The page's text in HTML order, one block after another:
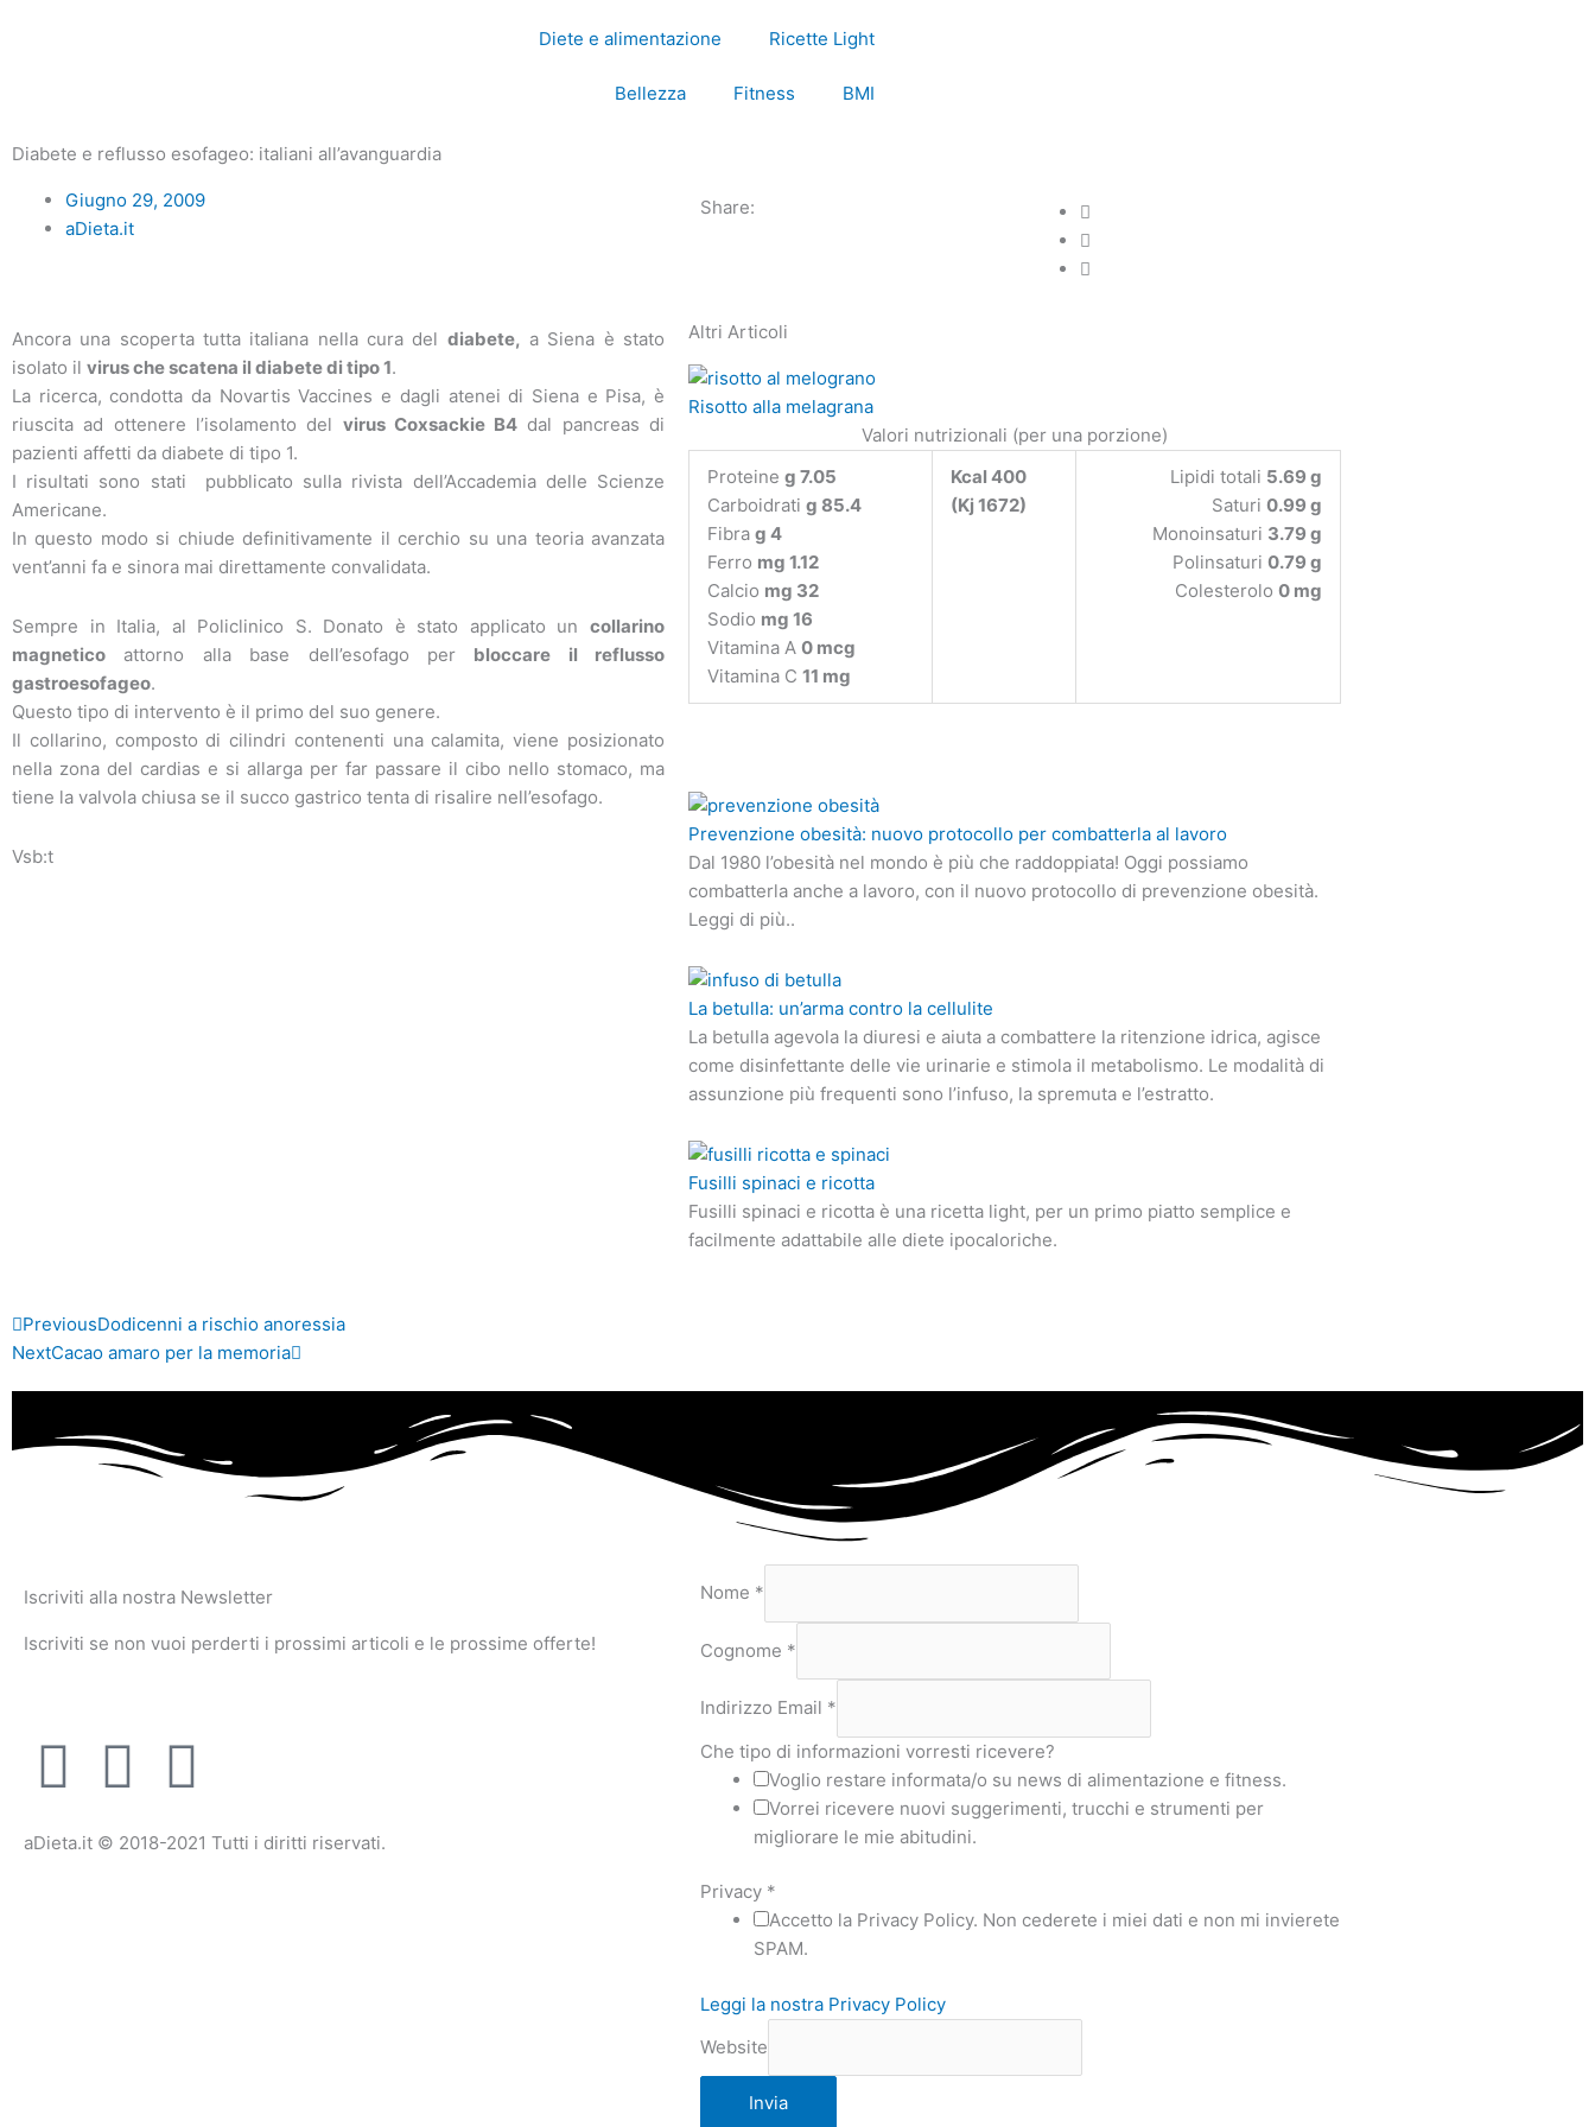
Diete e alimentazione Ricette Light
Bellezza Fitness BMI
Diabete e reflusso esofageo: italiani all’avanguardia
Giugno 29, 2009
aDieta.it
Ancora una scoperta tutta italiana nella cura del diabete, a Siena è stato
isolato il virus che scatena il diabete di tipo 1.
La ricerca, condotta da Novartis Vaccines e dagli atenei di Siena e Pisa, è
riuscita ad ottenere l’isolamento del virus Coxsackie B4 dal pancreas di
pazienti affetti da diabete di tipo 1.
I risultati sono stati
pubblicato sulla rivista dell’Accademia delle Scienze
Americane.
In questo modo si chiude definitivamente il cerchio su una teoria avanzata
vent’anni fa e sinora mai direttamente convalidata.
Sempre in Italia, al Policlinico S. Donato è stato applicato un collarino
magnetico attorno alla base dell’esofago per bloccare il reflusso
gastroesofageo.
Questo tipo di intervento è il primo del suo genere.
Il collarino, composto di cilindri contenenti una calamita, viene posizionato
nella zona del cardias e si allarga per far passare il cibo nello stomaco, ma
tiene la valvola chiusa se il succo gastrico tenta di risalire nell’esofago.
Vsb:t
Share:
Altri Articoli
Risotto alla melagrana
Valori nutrizionali (per una porzione)
Proteine g 7.05
Carboidrati g 85.4
Fibra g 4
Ferro mg 1.12
Calcio mg 32
Sodio mg 16
Vitamina A 0 mcg
Vitamina C 11 mg
Kcal 400
(Kj 1672)
Lipidi totali 5.69 g
Saturi 0.99 g
Monoinsaturi 3.79 g
Polinsaturi 0.79 g
Colesterolo 0 mg
Prevenzione obesità: nuovo protocollo per combatterla al lavoro
Dal 1980 l’obesità nel mondo è più che raddoppiata! Oggi possiamo
combatterla anche a lavoro, con il nuovo protocollo di prevenzione obesità.
Leggi di più..
La betulla: un’arma contro la cellulite
La betulla agevola la diuresi e aiuta a combattere la ritenzione idrica, agisce
come disinfettante delle vie urinarie e stimola il metabolismo. Le modalità di
assunzione più frequenti sono l’infuso, la spremuta e l’estratto.
Fusilli spinaci e ricotta
Fusilli spinaci e ricotta è una ricetta light, per un primo piatto semplice e
facilmente adattabile alle diete ipocaloriche.
Precedente
PreviousDodicenni a rischio anoressia
NextCacao amaro per la memoria
Successivo
Iscriviti alla nostra Newsletter
Iscriviti se non vuoi perderti i prossimi articoli e le prossime offerte!
F
a
T
w
I
n
aDieta.it © 2018-2021 Tutti i diritti riservati.
Nome *
Cognome *
Indirizzo Email *
Che tipo di informazioni vorresti ricevere?
Voglio restare informata/o su news di alimentazione e fitness.
Vorrei ricevere nuovi suggerimenti, trucchi e strumenti per
migliorare le mie abitudini.
Privacy *
Accetto la Privacy Policy. Non cederete i miei dati e non mi invierete
SPAM.
Leggi la nostra Privacy Policy
Website
Invia